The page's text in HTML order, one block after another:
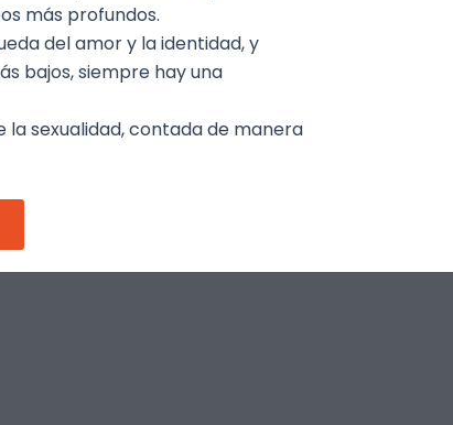
más profundos.
del amor y la identidad, y
bajos, siempre hay una
la sexualidad, contada de manera